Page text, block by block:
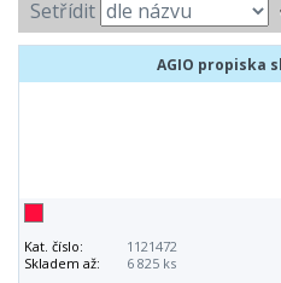
Setřídit
AGIO propiska
Kat. číslo:
1121472
Skladem až:
6 825 ks